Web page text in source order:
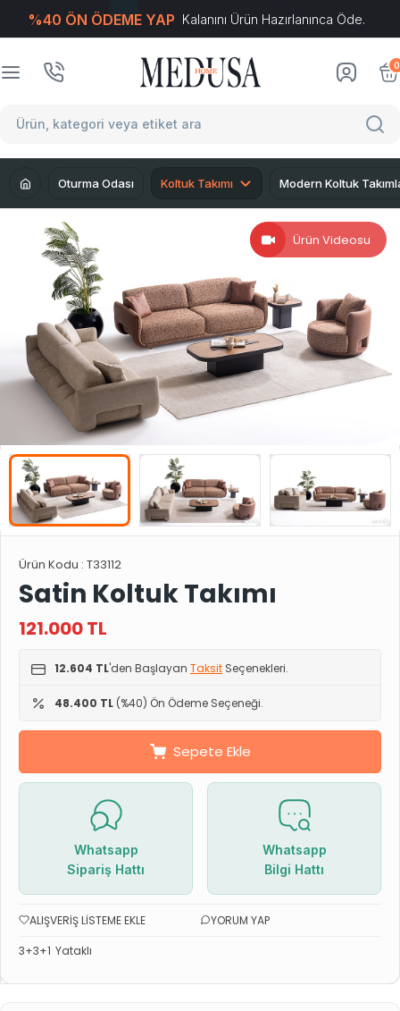
%40 ÖN ÖDEME YAP Kalanını Ürün Hazırlanınca Öde.
0
Oturma Odası Koltuk Takımı Modern Koltuk
Ürün Videosu
Ürün Kodu : T33112
Satin Koltuk Takımı
121.000TL
12.604 TL'den Başlayan Taksit Seçenekleri.
48.400 TL (%40) Ön Ödeme Seçeneği.
Sepete Ekle
Whatsapp
Sipariş Hattı
Whatsapp
Bilgi Hattı
ALIŞVERIŞ LISTEME EKLE
YORUM YAP
3+3+1 Yataklı
T-Soft E-Ticaret Sistemleriyle Hazırlanmıştır.